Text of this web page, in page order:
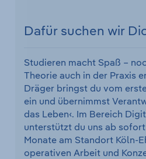
Dafür suchen wir
Studieren macht Spaß –
Theorie auch in der Praxis
Dräger bringst du vom
ein und übernimmst
das Leben‹. Im Bereich
unterstützt du uns ab
Monate am Standort Köln-
operativen Arbeit und